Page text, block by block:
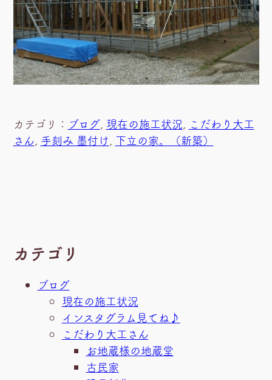
カテゴリ： ブログ, 現在の施工状況, こだわり大工
さん, 手刻み 墨付け, 下立の家。（新築）
カテゴリ
ブログ
現在の施工状況
インスタグラム見てね♪
こだわり大工さん
お地蔵様の地蔵堂
古民家